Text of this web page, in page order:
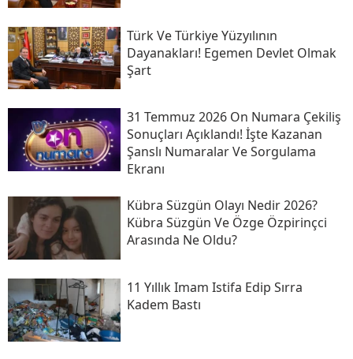
Türk Ve Türkiye Yüzyılının
Dayanakları! Egemen Devlet Olmak
Şart
31 Temmuz 2026 On Numara Çekiliş
Sonuçları Açıklandı! İşte Kazanan
Şanslı Numaralar Ve Sorgulama
Ekranı
Kübra Süzgün Olayı Nedir 2026?
Kübra Süzgün Ve Özge Özpirinçci
Arasında Ne Oldu?
11 Yıllık Imam Istifa Edip Sırra
Kadem Bastı